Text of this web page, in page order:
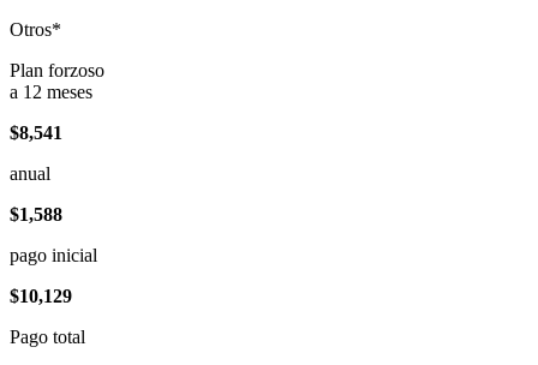
Otros*
Plan forzoso
a 12 meses
$8,541
anual
$1,588
pago inicial
$10,129
Pago total